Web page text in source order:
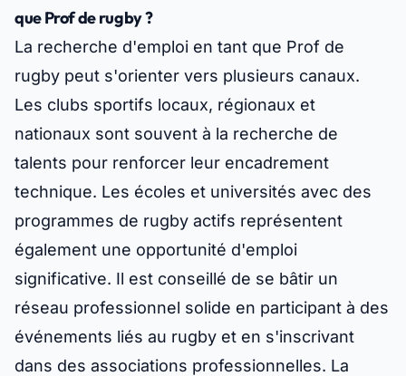
que Prof de rugby ?
La recherche d'emploi en tant que Prof de
rugby peut s'orienter vers plusieurs canaux.
Les clubs sportifs locaux, régionaux et
nationaux sont souvent à la recherche de
talents pour renforcer leur encadrement
technique. Les écoles et universités avec des
programmes de rugby actifs représentent
également une opportunité d'emploi
significative. Il est conseillé de se bâtir un
réseau professionnel solide en participant à des
événements liés au rugby et en s'inscrivant
dans des associations professionnelles. La